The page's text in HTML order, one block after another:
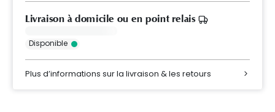
Livraison à domicile ou en point relais
Disponible
Plus d’informations sur la livraison & les retours